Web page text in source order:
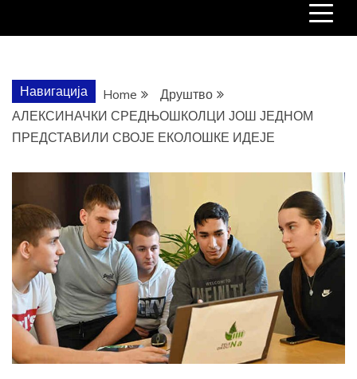
НОВОСТИ
Навигација Home
Друштво
АЛЕКСИНАЧКИ СРЕДЊОШКОЛЦИ ЈОШ ЈЕДНОМ
ПРЕДСТАВИЛИ СВОЈЕ ЕКОЛОШКЕ ИДЕЈЕ